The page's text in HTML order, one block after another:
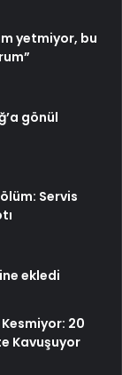
yetmiyor, bu
gönül
Servis
ekledi
Kesmiyor: 20
Kavuşuyor